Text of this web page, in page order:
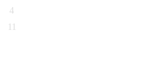
4
11